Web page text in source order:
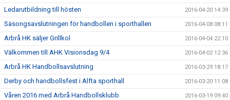
Ledarutbildning till hösten 2016-04-20 14:39
Säsongsavslutningen för handbollen i sporthallen 2016-04-08 08:11
Arbrå HK säljer Grillkol 2016-04-04 22:10
Välkommen till AHK Visionsdag 9/4 2016-04-02 12:36
Arbrå HK Handbollsavslutning 2016-03-29 18:17
Derby och handbollsfest i Alfta sporthall 2016-03-20 11:08
Våren 2016 med Arbrå Handbollsklubb 2016-03-19 09:40